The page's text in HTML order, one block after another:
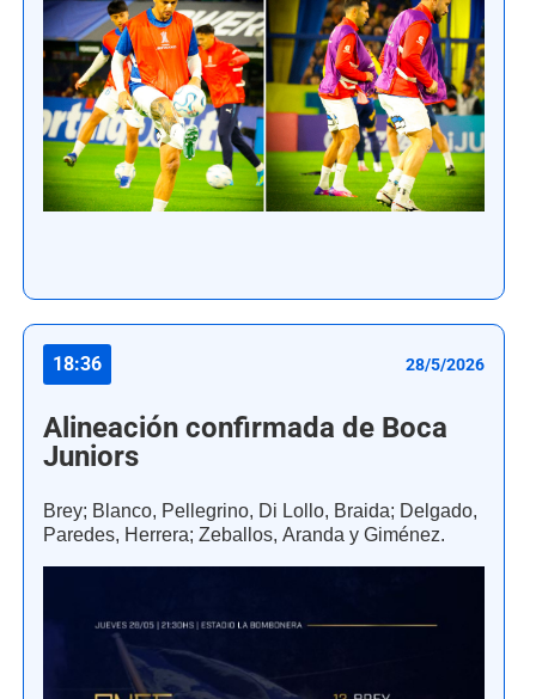
18:36 28/5/2026
Alineación confirmada de Boca
Juniors
Brey; Blanco, Pellegrino, Di Lollo, Braida; Delgado,
Paredes, Herrera; Zeballos, Aranda y Giménez.